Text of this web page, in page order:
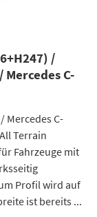
/
Mercedes C-
Mercedes C-
Terrain
Fahrzeuge mit
Profil wird auf
ist bereits ...